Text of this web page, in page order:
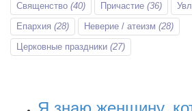
Священство (40) Причастие (36)
Епархия (28) Неверие / атеизм (28)
Церковные праздники (27)